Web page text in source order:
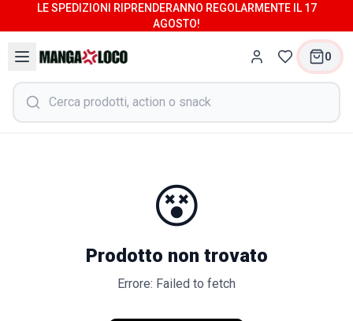
LE SPEDIZIONI RIPRENDERANNO REGOLARMENTE IL 17
AGOSTO!
0
😵
Prodotto non trovato
Errore: Failed to fetch